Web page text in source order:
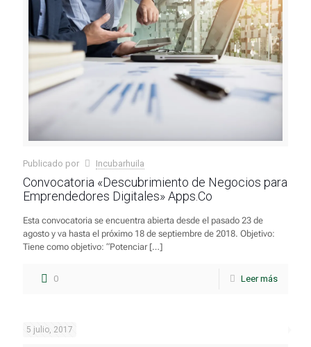
Publicado por Incubarhuila
Convocatoria «Descubrimiento de Negocios para
Emprendedores Digitales» Apps.Co
Esta convocatoria se encuentra abierta desde el pasado 23 de
agosto y va hasta el próximo 18 de septiembre de 2018. Objetivo:
Tiene como objetivo: “Potenciar[…]
0 Leer más
5 julio, 2017